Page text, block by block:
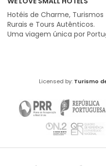
Hotéis de Charme, Turismos
Rurais e Tours Autênticos.
Uma viagem única por
Licensed by: Turismo